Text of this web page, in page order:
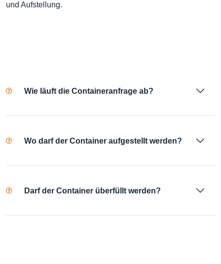
und Aufstellung.
Wie läuft die Containeranfrage ab?
Wo darf der Container aufgestellt werden?
Darf der Container überfüllt werden?